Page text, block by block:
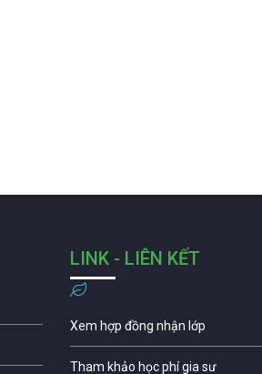
LINK - LIÊN KẾT
Xem hợp đồng nhận lớp
Tham khảo học phí gia sư